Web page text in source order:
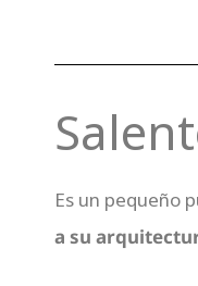
Es un pequeño
a su